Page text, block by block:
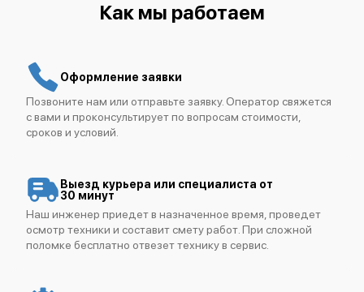
IBM FlashSystem 9500
IBM FlashSystem 7300
Как мы работаем
Оформление заявки
Позвоните нам или отправьте заявку. Оператор свяжется
с вами и проконсультирует по вопросам стоимости,
сроков и условий.
Выезд курьера или специалиста от
30 минут
Наш инженер приедет в назначенное время, проведет
осмотр техники и составит смету работ. При сложной
поломке бесплатно отвезет технику в сервис.